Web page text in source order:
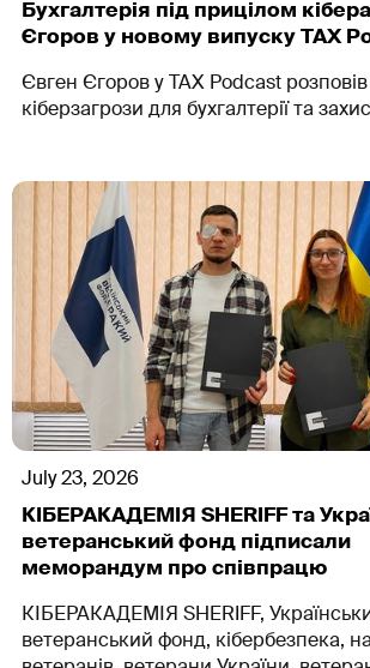
Бухгалтерія під прицілом
Єгоров у новому випуску TAX
Євген Єгоров у TAX Podcast
кіберзагрози для бухгалтерії та
July 23, 2026
КІБЕРАКАДЕМІЯ SHERIFF та
ветеранський фонд підписали
меморандум про співпрацю
КІБЕРАКАДЕМІЯ SHERIFF,
ветеранський фонд, кібербезпека,